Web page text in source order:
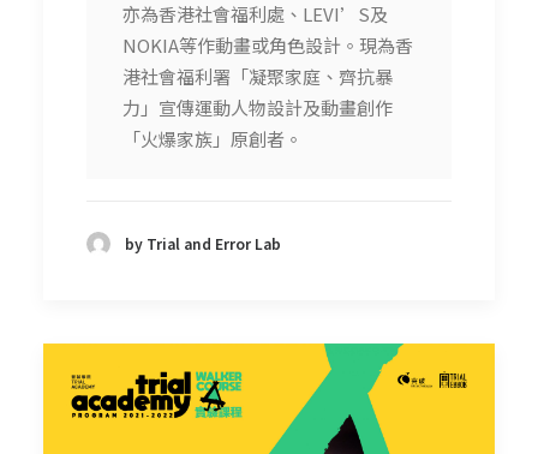
亦為香港社會福利處、LEVI’S及
NOKIA等作動畫或角色設計。現為香
港社會福利署「凝聚家庭、齊抗暴
力」宣傳運動人物設計及動畫創作
「火爆家族」原創者。
by Trial and Error Lab